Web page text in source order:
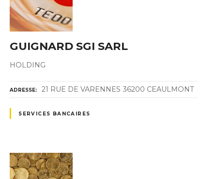
GUIGNARD SGI SARL
HOLDING
ADRESSE 21 RUE DE VARENNES 36200 CEAULMONT
SERVICES BANCAIRES